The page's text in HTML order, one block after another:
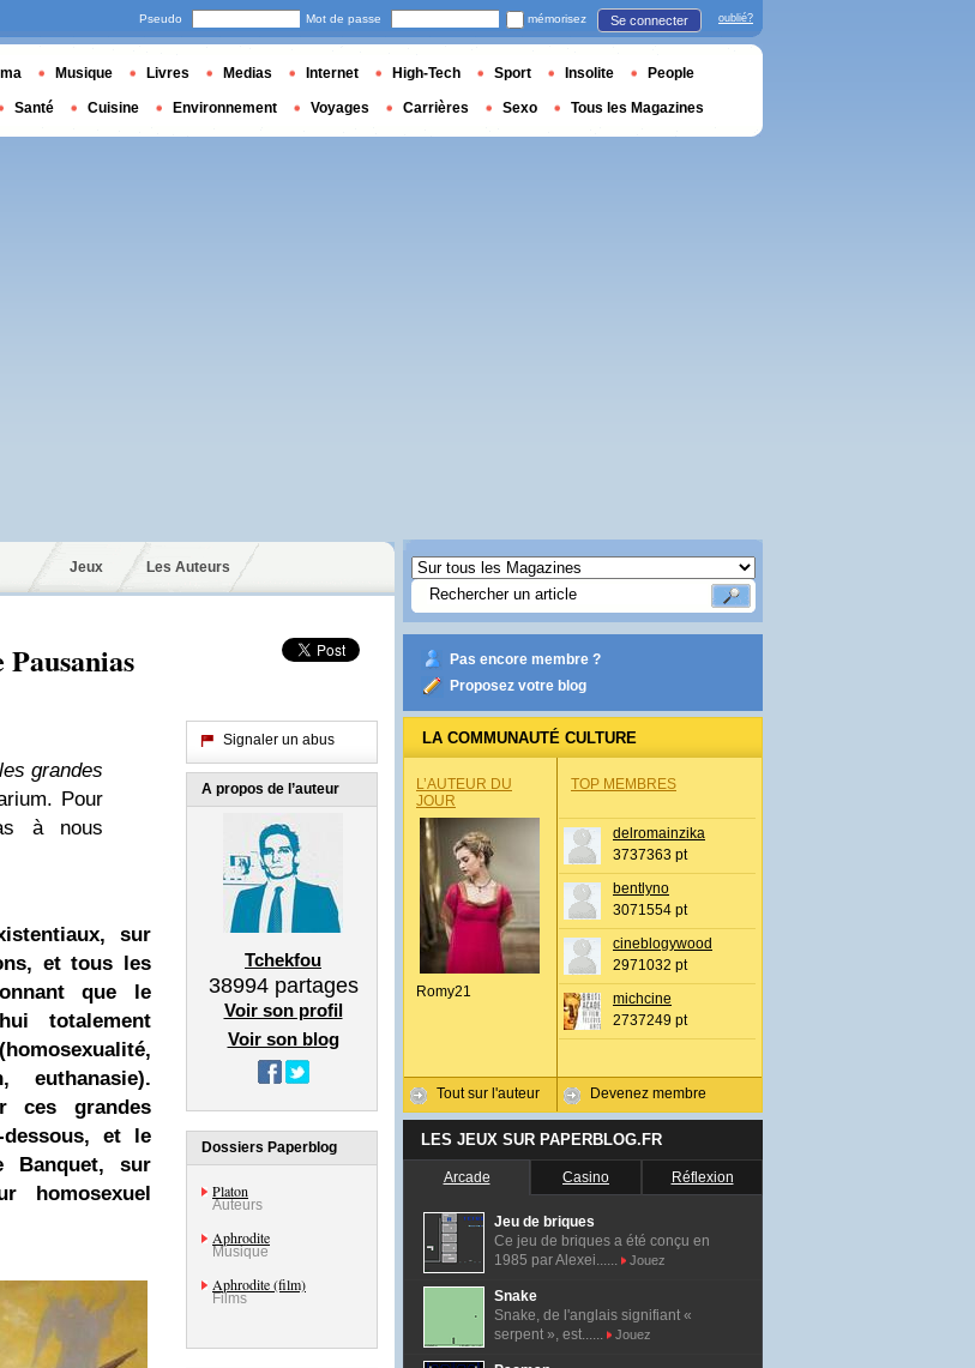
Jeux Les Auteurs
grandes
Pour
à nous
sur
et tous les
que le
totalement
euthanasie).
ces grandes
et le
Banquet, sur
homosexuel
Signaler un abus
A propos de l’auteur
Tchekfou
38994partages
Voir son profil
Voir son blog
Dossiers Paperblog
Platon
Auteurs
Aphrodite
Musique
Aphrodite (film)
Films
Pas encore membre ?
Proposez votre blog
LA COMMUNAUTÉ CULTURE
L’AUTEUR DU
JOUR
Romy21
Tout sur l'auteur
TOP MEMBRES
delromainzika
3737363 pt
bentlyno
3071554 pt
cineblogywood
2971032 pt
michcine
2737249 pt
Devenez membre
LES JEUX SUR PAPERBLOG.FR
Arcade Casino Réflexion
Jeu de briques
Ce jeu de briques a été conçu en
1985 par Alexei......
Jouez
Snake
Snake, de l'anglais signifiant «
serpent », est......
Jouez
Pseudo Mot de passe mémorisez Se connecter oublié?
Musique Livres Medias Internet High-Tech Sport Insolite People
Santé Cuisine Environnement Voyages Carrières Sexo Tous les Magazines